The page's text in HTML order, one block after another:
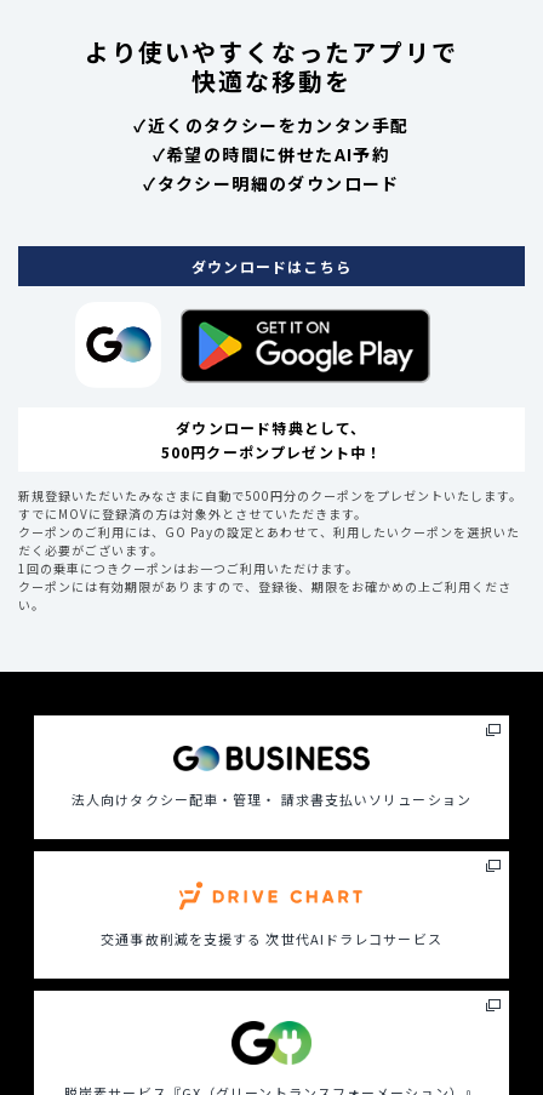
より使いやすくなったアプリで
快適な移動を
✓近くのタクシーをカンタン手配
✓希望の時間に併せたAI予約
✓タクシー明細のダウンロード
ダウンロードはこちら
ダウンロード特典として、
500円クーポンプレゼント中！
新規登録いただいたみなさまに自動で500円分のクーポンをプレゼントいたします。
すでにMOVに登録済の方は対象外とさせていただきます。
クーポンのご利用には、GO Payの設定とあわせて、利用したいクーポンを選択いた
だく必要がございます。
1回の乗車につきクーポンはお一つご利用いただけます。
クーポンには有効期限がありますので、登録後、期限をお確かめの上ご利用くださ
い。
法人向けタクシー配車・管理・ 請求書支払いソリューション
交通事故削減を支援する 次世代AIドラレコサービス